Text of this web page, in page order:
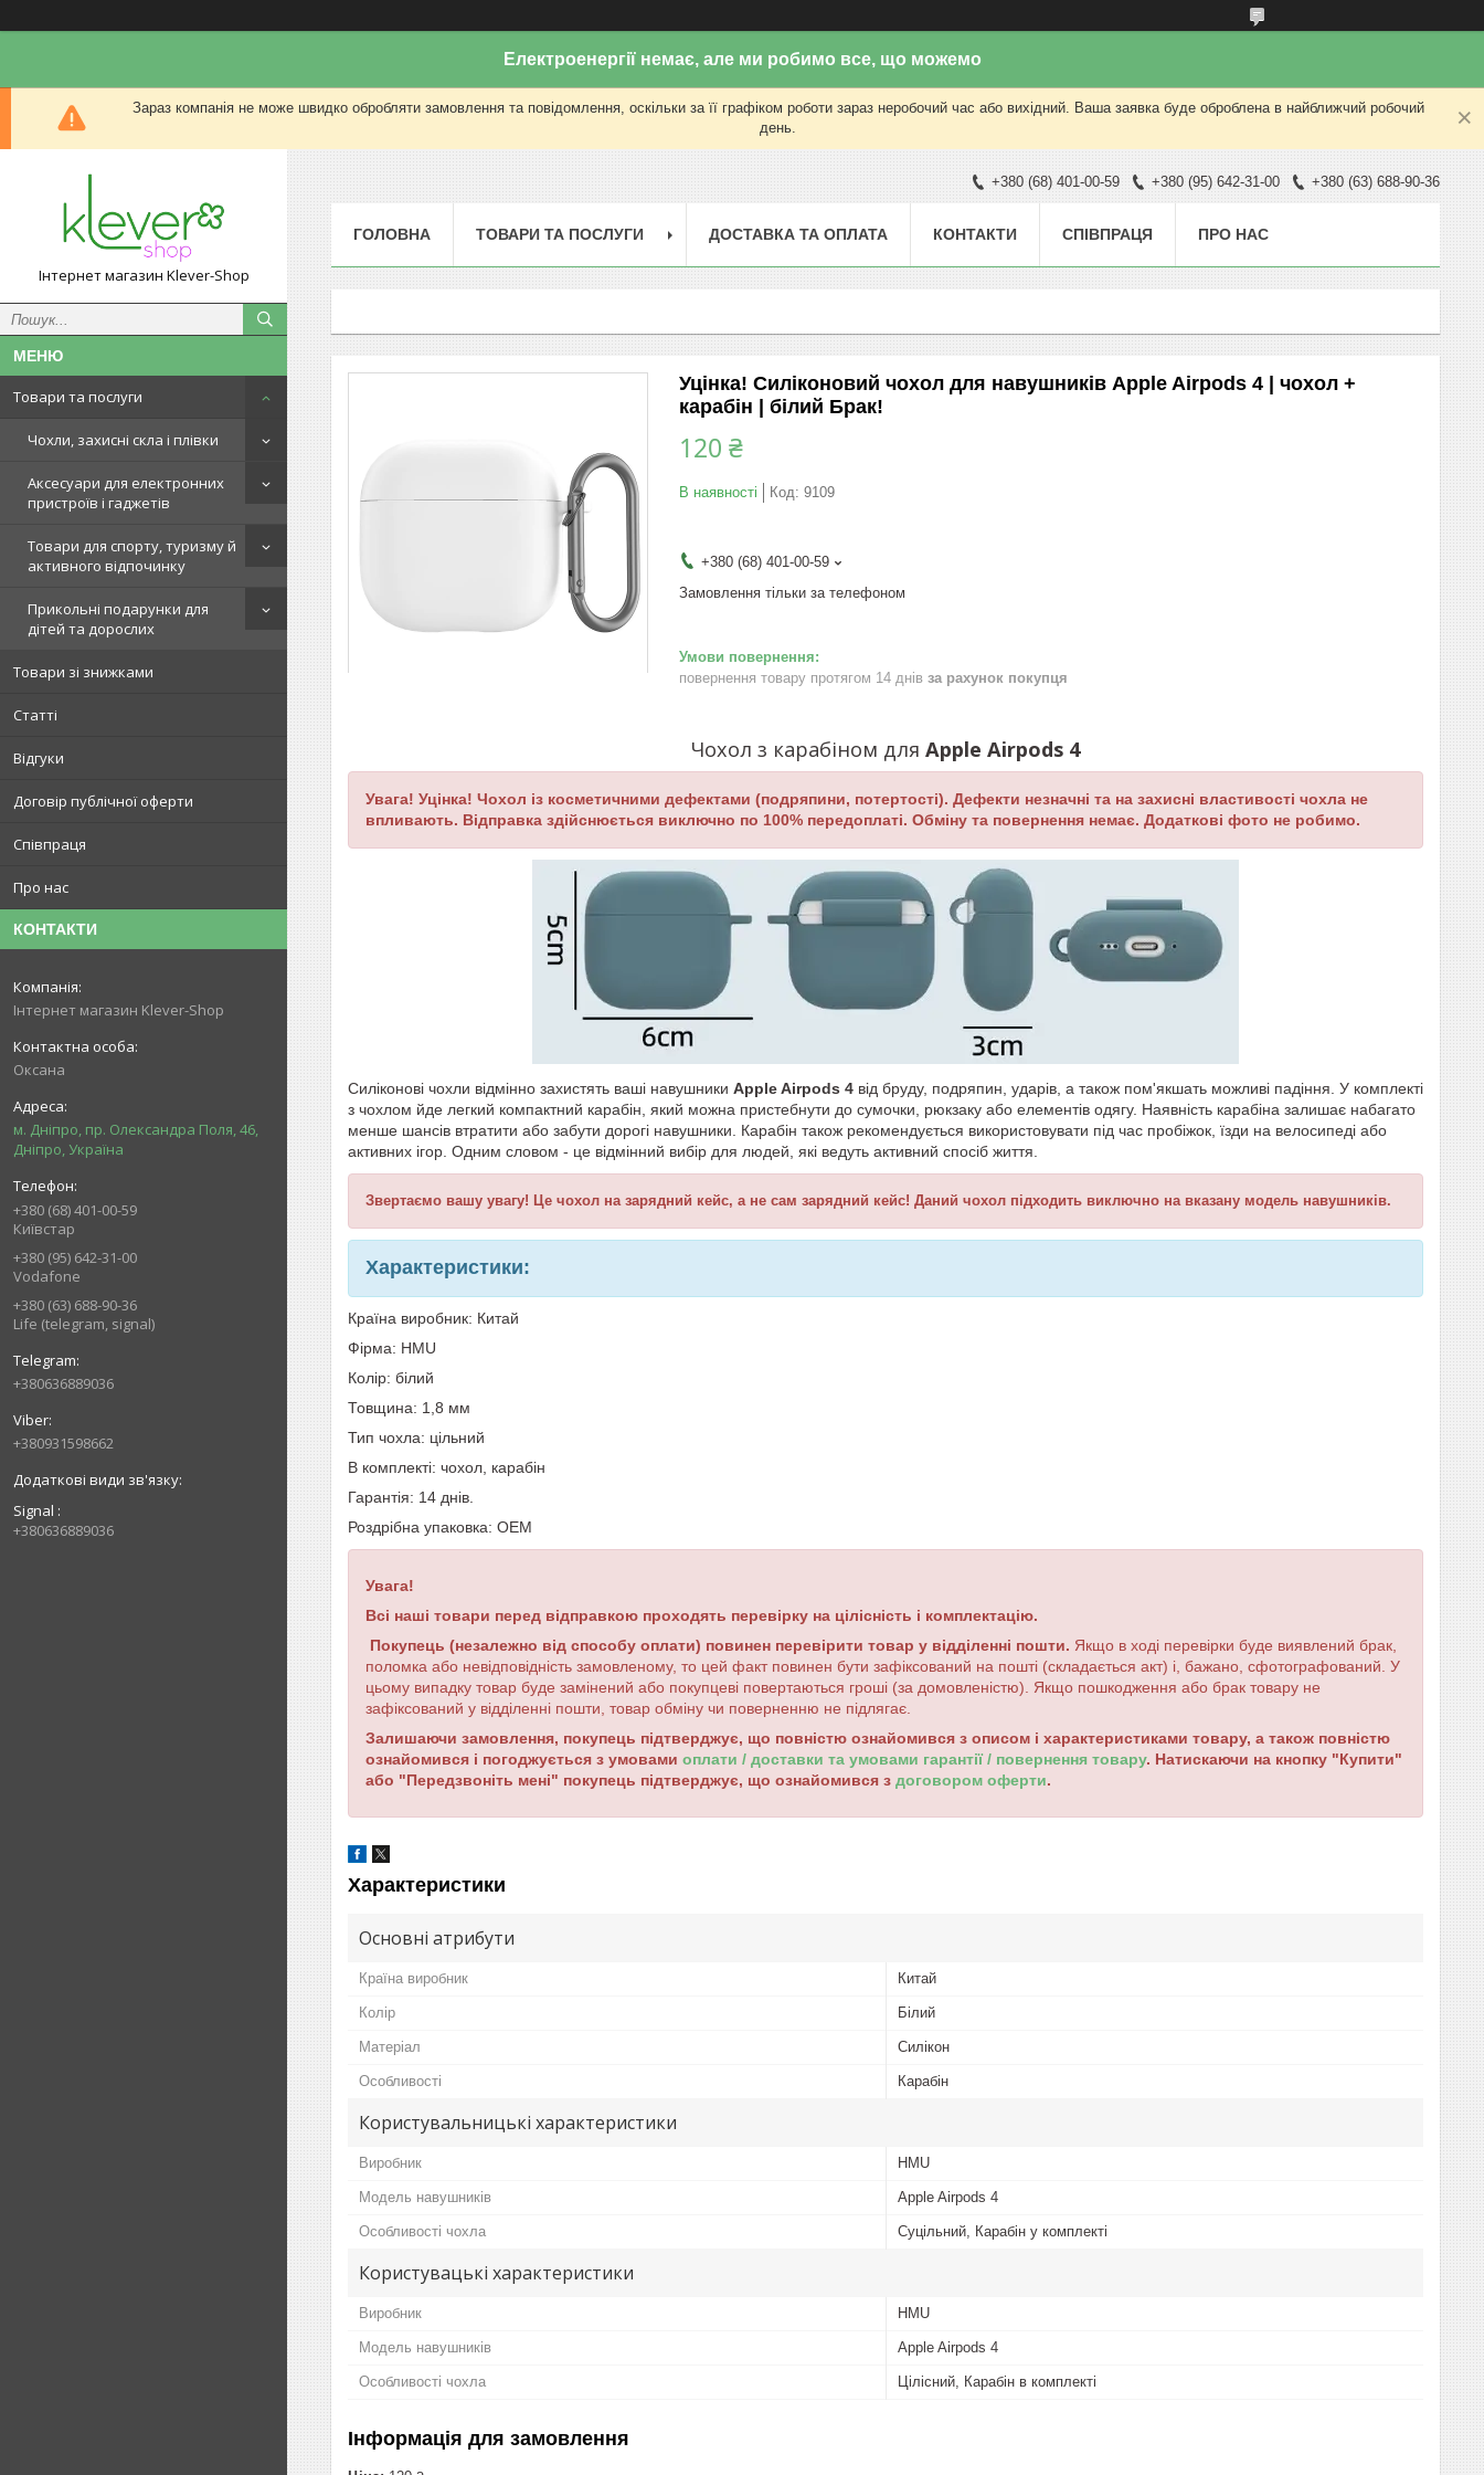
Електроенергії немає, але ми робимо все, що можемо
Зараз компанія не може швидко обробляти замовлення та повідомлення, оскільки за її графіком роботи зараз неробочий час або вихідний. Ваша заявка буде оброблена в найближчий робочий
день.
Інтернет магазин Klever-Shop
Товари та послуги
Чохли, захисні скла і плівки
Аксесуари для електронних
пристроїв і гаджетів
Товари для спорту, туризму й
активного відпочинку
Прикольні подарунки для
дітей та дорослих
Товари зі знижками
Статті
Відгуки
Договір публічної оферти
Співпраця
Про нас
КОНТАКТИ
Інтернет магазин Klever-Shop
Оксана
м. Дніпро, пр. Олександра Поля, 46,
Дніпро, Україна
+380 (68) 401-00-59
Київстар
+380 (95) 642-31-00
Vodafone
+380 (63) 688-90-36
Life (telegram, signal)
+380636889036
+380931598662
Signal
+380636889036
+380 (68) 401-00-59 +380 (95) 642-31-00 +380 (63) 688-90-36
ГОЛОВНА ТОВАРИ ТА ПОСЛУГИ ДОСТАВКА ТА ОПЛАТА КОНТАКТИ СПІВПРАЦЯ ПРО НАС
Уцінка! Силіконовий чохол для навушників Apple Airpods 4 | чохол +
карабін | білий Брак!
120 ₴
В наявності Код: 9109
+380 (68) 401-00-59
Замовлення тільки за телефоном
повернення товару протягом 14 днів за рахунок покупця
Чохол з карабіном для Apple Airpods 4
Увага! Уцінка! Чохол із косметичними дефектами (подряпини, потертості). Дефекти незначні та на захисні властивості чохла не
впливають. Відправка здійснюється виключно по 100% передоплаті. Обміну та повернення немає. Додаткові фото не робимо.
Силіконові чохли відмінно захистять ваші навушники Apple Airpods 4 від бруду, подряпин, ударів, а також пом'якшать можливі падіння. У комплекті
з чохлом йде легкий компактний карабін, який можна пристебнути до сумочки, рюкзаку або елементів одягу. Наявність карабіна залишає набагато
менше шансів втратити або забути дорогі навушники. Карабін також рекомендується використовувати під час пробіжок, їзди на велосипеді або
активних ігор. Одним словом - це відмінний вибір для людей, які ведуть активний спосіб життя.
Звертаємо вашу увагу! Це чохол на зарядний кейс, а не сам зарядний кейс! Даний чохол підходить виключно на вказану модель навушників.
Характеристики:
Країна виробник: Китай
Фірма: HMU
Колір: білий
Товщина: 1,8 мм
Тип чохла: цільний
В комплекті: чохол, карабін
Гарантія: 14 днів.
Роздрібна упаковка: OEM
Увага!
Всі наші товари перед відправкою проходять перевірку на цілісність і комплектацію.
Покупець (незалежно від способу оплати) повинен перевірити товар у відділенні пошти. Якщо в ході перевірки буде виявлений брак,
поломка або невідповідність замовленому, то цей факт повинен бути зафіксований на пошті (складається акт) і, бажано, сфотографований. У
цьому випадку товар буде замінений або покупцеві повертаються гроші (за домовленістю). Якщо пошкодження або брак товару не
зафіксований у відділенні пошти, товар обміну чи поверненню не підлягає.
Залишаючи замовлення, покупець підтверджує, що повністю ознайомився з описом і характеристиками товару, а також повністю
ознайомився і погоджується з умовами оплати / доставки та умовами гарантії / повернення товару. Натискаючи на кнопку "Купити"
або "Передзвоніть мені" покупець підтверджує, що ознайомився з договором оферти.
Характеристики
Основні атрибути
Країна виробник Китай
Колір Білий
Матеріал Силікон
Особливості Карабін
Користувальницькі характеристики
Виробник HMU
Модель навушників Apple Airpods 4
Особливості чохла Суцільний, Карабін у комплекті
Користувацькi характеристики
Виробник HMU
Модель навушників Apple Airpods 4
Особливості чохла Цілісний, Карабін в комплекті
Інформація для замовлення